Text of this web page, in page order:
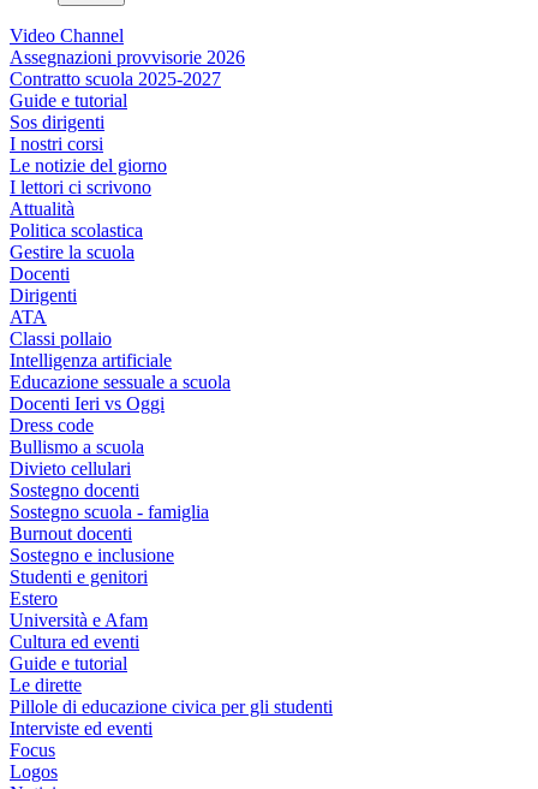
Video Channel
Assegnazioni provvisorie 2026
Contratto scuola 2025-2027
Guide e tutorial
Sos dirigenti
I nostri corsi
Le notizie del giorno
I lettori ci scrivono
Attualità
Politica scolastica
Gestire la scuola
Docenti
Dirigenti
ATA
Classi pollaio
Intelligenza artificiale
Educazione sessuale a scuola
Docenti Ieri vs Oggi
Dress code
Bullismo a scuola
Divieto cellulari
Sostegno docenti
Sostegno scuola - famiglia
Burnout docenti
Sostegno e inclusione
Studenti e genitori
Estero
Università e Afam
Cultura ed eventi
Guide e tutorial
Le dirette
Pillole di educazione civica per gli studenti
Interviste ed eventi
Focus
Logos